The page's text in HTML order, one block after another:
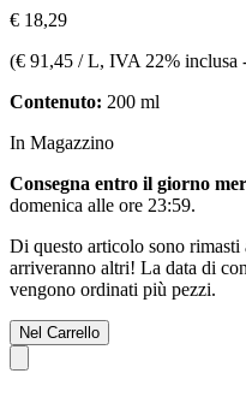
€ 18,29
(€ 91,45 / L, IVA 22% inclusa
Contenuto: 200 ml
In Magazzino
Consegna entro il giorno
domenica alle ore 23:59.
Di questo articolo sono rimasti
arriveranno altri! La data di
vengono ordinati più pezzi.
Nel Carrello